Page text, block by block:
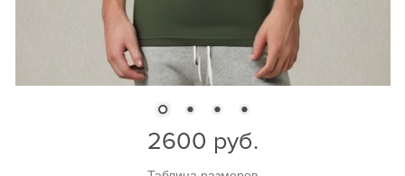
2600 руб.